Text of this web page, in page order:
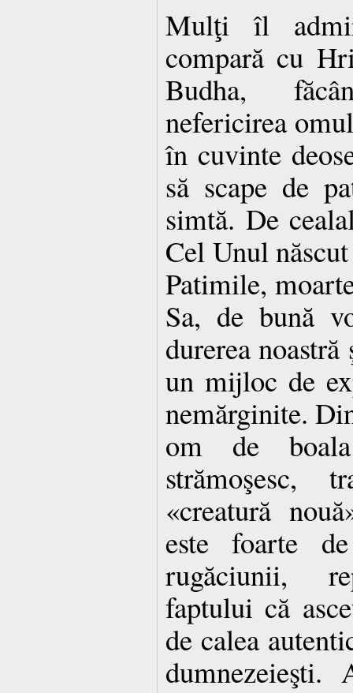
Mulţi îl
compară cu
Budha,
nefericirea
în cuvinte
să scape de
simtă. De
Cel Unul
Patimile,
Sa, de bună
durerea
un mijloc de
nemărginite.
om de
strămoşesc,
«creatură
este foarte
rugăciunii,
faptului că
de calea
dumnezeieşti.